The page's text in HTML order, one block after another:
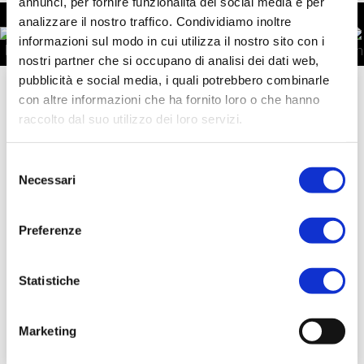
analizzare il nostro traffico. Condividiamo inoltre
informazioni sul modo in cui utilizza il nostro sito con i
nostri partner che si occupano di analisi dei dati web,
pubblicità e social media, i quali potrebbero combinarle
con altre informazioni che ha fornito loro o che hanno
raccolto dal suo utilizzo dei loro servizi.
delNecessari
Preferenze
Statistiche
Marketing
3 Feb
Fragranze Iconiche: i Profumi che
trasformando ogni creazione in un’espressione